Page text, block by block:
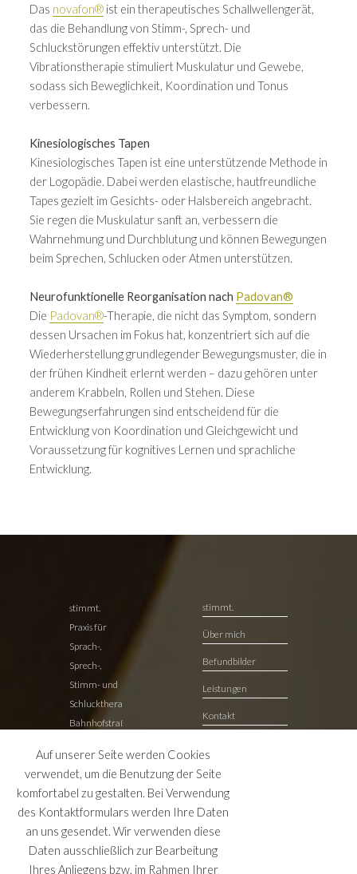
Das novafon®ist ein therapeutisches Schallwellengerät,
das die Behandlung von Stimm-, Sprech- und
Schluckstörungen effektiv unterstützt. Die
Vibrationstherapie stimuliert Muskulatur und Gewebe,
sodass sich Beweglichkeit, Koordination und Tonus
verbessern.
Kinesiologisches Tapen
Kinesiologisches Tapen ist eine unterstützende Methode in
der Logopädie. Dabei werden elastische, hautfreundliche
Tapes gezielt im Gesichts- oder Halsbereich angebracht.
Sie regen die Muskulatur sanft an, verbessern die
Wahrnehmung und Durchblutung und können Bewegungen
beim Sprechen, Schlucken oder Atmen unterstützen.
Neurofunktionelle Reorganisation nach Padovan®
Die Padovan®-Therapie, die nicht das Symptom, sondern
dessen Ursachen im Fokus hat, konzentriert sich auf die
Wiederherstellung grundlegender Bewegungsmuster, die in
der frühen Kindheit erlernt werden – dazu gehören unter
anderem Krabbeln, Rollen und Stehen. Diese
Bewegungserfahrungen sind entscheidend für die
Entwicklung von Koordination und Gleichgewicht und
Voraussetzung für kognitives Lernen und sprachliche
Entwicklung.
stimmt.
Praxis für
Sprach-,
Sprech-,
Stimm- und
Schlucktherapie
Bahnhofstraße
29342
Wienhausen
Tel. 05149
9878760
stimmt.
Über mich
Befundbilder
Leistungen
Kontakt
Impressum
Mitglied im dbs e. V. – Deutscher Bundesverband für
Auf unserer Seite werden Cookies
verwendet, um die Benutzung der Seite
komfortabel zu gestalten. Bei Verwendung
des Kontaktformulars werden Ihre Daten
an uns gesendet. Wir verwenden diese
Daten ausschließlich zur Bearbeitung
Ihres Anliegens bzw. im Rahmen Ihrer